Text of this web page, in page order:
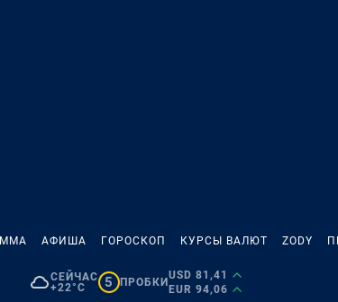
АФИША ГОРОСКОП КУРСЫ ВАЛЮТ ZODY
СЕЙЧАС
+22°C
5 ПРОБКИ
USD 81,41
EUR 94,06